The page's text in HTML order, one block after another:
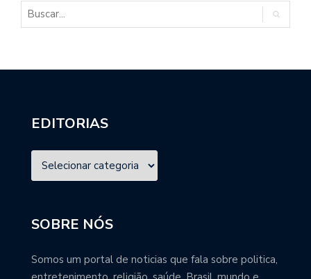
EDITORIAS
SOBRE NÓS
Somos um portal de noticias que fala sobre politica,